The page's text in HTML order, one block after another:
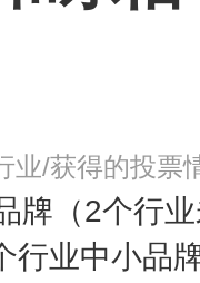
业/获得的投票
牌 （2个行
行业中小品